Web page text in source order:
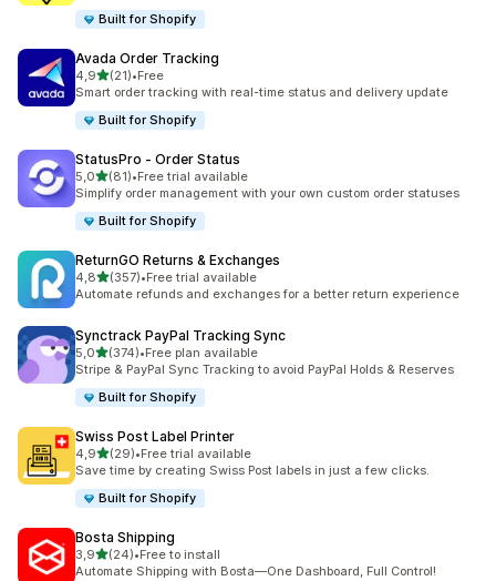
Built for Shopify
Avada Order Tracking
4,9/ 5 tähteä
(21)
21 arvostelua yhteensä
•Free
Smart order tracking with real-time status and delivery update
Built for Shopify
StatusPro ‑ Order Status
5,0/ 5 tähteä
(81)
81 arvostelua yhteensä
•Free trial available
Simplify order management with your own custom order statuses
Built for Shopify
ReturnGO Returns & Exchanges
4,8/ 5 tähteä
(357)
357 arvostelua yhteensä
•Free trial available
Automate refunds and exchanges for a better return experience
Synctrack PayPal Tracking Sync
5,0/ 5 tähteä
(374)
374 arvostelua yhteensä
•Free plan available
Stripe & PayPal Sync Tracking to avoid PayPal Holds & Reserves
Built for Shopify
Swiss Post Label Printer
4,9/ 5 tähteä
(29)
29 arvostelua yhteensä
•Free trial available
Save time by creating Swiss Post labels in just a few clicks.
Built for Shopify
Bosta Shipping
3,9/ 5 tähteä
(24)
24 arvostelua yhteensä
•Free to install
Automate Shipping with Bosta—One Dashboard, Full Control!